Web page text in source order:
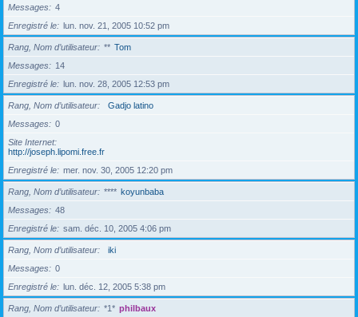
Messages
4
Enregistré le
lun. nov. 21, 2005 10:52 pm
Rang, Nom d’utilisateur ** Tom
Messages
14
Enregistré le
lun. nov. 28, 2005 12:53 pm
Rang, Nom d’utilisateur
Gadjo latino
Messages
0
Site Internet
http://joseph.lipomi.free.fr
Enregistré le
mer. nov. 30, 2005 12:20 pm
Rang, Nom d’utilisateur **** koyunbaba
Messages
48
Enregistré le
sam. déc. 10, 2005 4:06 pm
Rang, Nom d’utilisateur
iki
Messages
0
Enregistré le
lun. déc. 12, 2005 5:38 pm
Rang, Nom d’utilisateur *1* philbaux